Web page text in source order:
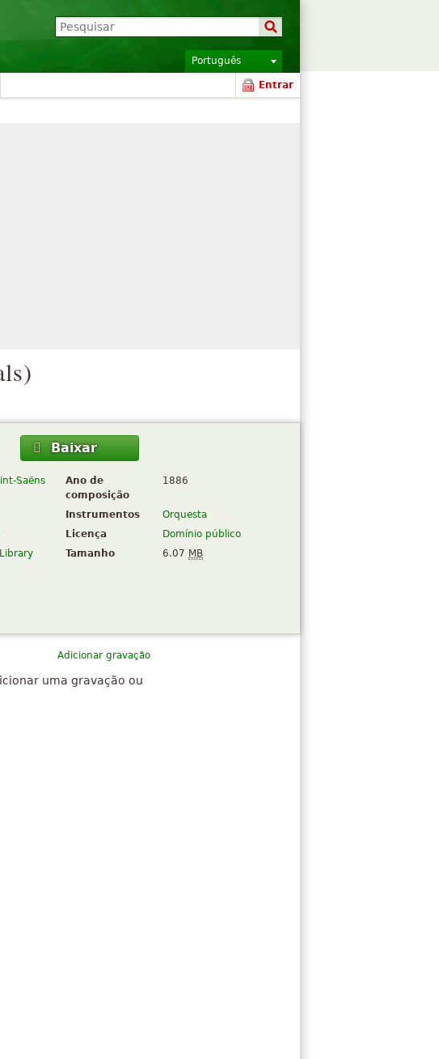
Português
Entrar
)
Baixar
Saëns
Ano de
composição
1886
Instrumentos
Orquesta
Licença
Domínio público
Tamanho 6.07 MB
Adicionar gravação
uma gravação ou